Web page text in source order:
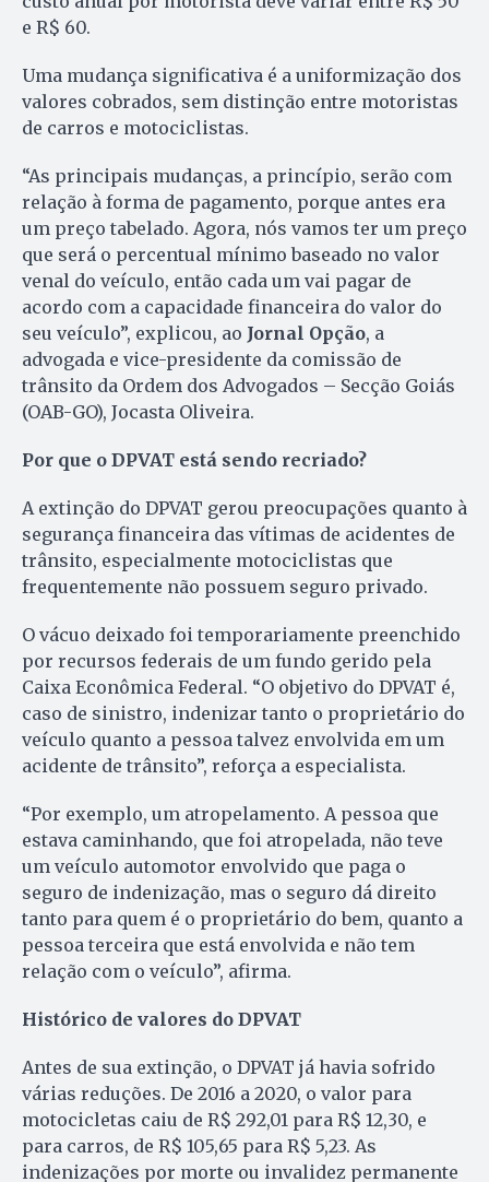
e R$ 60.
Uma mudança significativa é a uniformização dos
valores cobrados, sem distinção entre motoristas
de carros e motociclistas.
“As principais mudanças, a princípio, serão com
relação à forma de pagamento, porque antes era
um preço tabelado. Agora, nós vamos ter um preço
que será o percentual mínimo baseado no valor
venal do veículo, então cada um vai pagar de
acordo com a capacidade financeira do valor do
seu veículo”, explicou, ao Jornal Opção, a
advogada e vice-presidente da comissão de
trânsito da Ordem dos Advogados – Secção Goiás
(OAB-GO), Jocasta Oliveira.
Por que o DPVAT está sendo recriado?
A extinção do DPVAT gerou preocupações quanto à
segurança financeira das vítimas de acidentes de
trânsito, especialmente motociclistas que
frequentemente não possuem seguro privado.
O vácuo deixado foi temporariamente preenchido
por recursos federais de um fundo gerido pela
Caixa Econômica Federal. “O objetivo do DPVAT é,
caso de sinistro, indenizar tanto o proprietário do
veículo quanto a pessoa talvez envolvida em um
acidente de trânsito”, reforça a especialista.
“Por exemplo, um atropelamento. A pessoa que
estava caminhando, que foi atropelada, não teve
um veículo automotor envolvido que paga o
seguro de indenização, mas o seguro dá direito
tanto para quem é o proprietário do bem, quanto a
pessoa terceira que está envolvida e não tem
relação com o veículo”, afirma.
Histórico de valores do DPVAT
Antes de sua extinção, o DPVAT já havia sofrido
várias reduções. De 2016 a 2020, o valor para
motocicletas caiu de R$ 292,01 para R$ 12,30, e
para carros, de R$ 105,65 para R$ 5,23. As
indenizações por morte ou invalidez permanente